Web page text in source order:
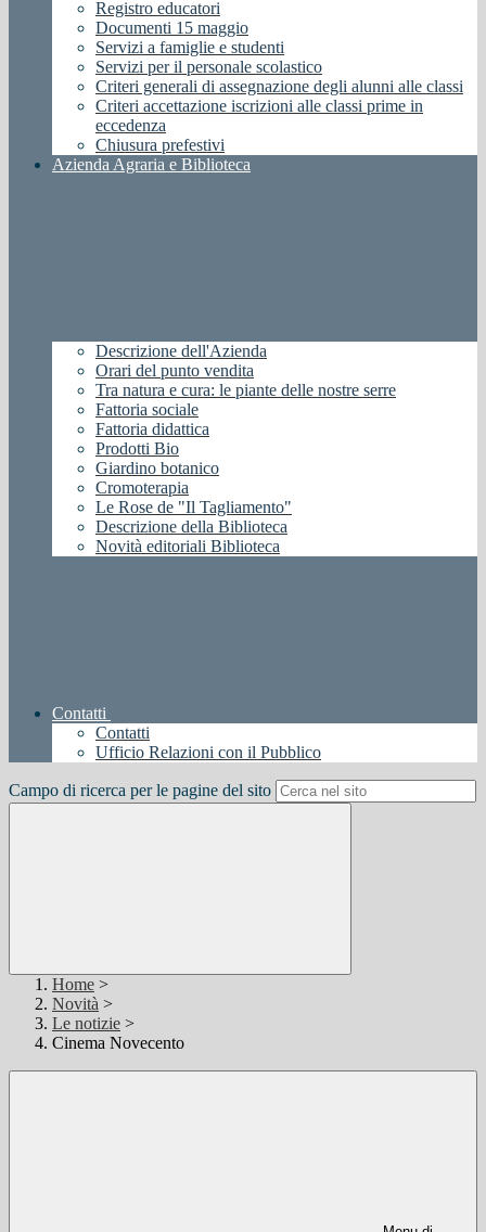
Registro educatori
Documenti 15 maggio
Servizi a famiglie e studenti
Servizi per il personale scolastico
Criteri generali di assegnazione degli alunni alle classi
Criteri accettazione iscrizioni alle classi prime in
eccedenza
Chiusura prefestivi
Azienda Agraria e Biblioteca
Descrizione dell'Azienda
Orari del punto vendita
Tra natura e cura: le piante delle nostre serre
Fattoria sociale
Fattoria didattica
Prodotti Bio
Giardino botanico
Cromoterapia
Le Rose de "Il Tagliamento"
Descrizione della Biblioteca
Novità editoriali Biblioteca
Contatti
Contatti
Ufficio Relazioni con il Pubblico
Campo di ricerca per le pagine del sito
Home >
Novità >
Le notizie >
Cinema Novecento